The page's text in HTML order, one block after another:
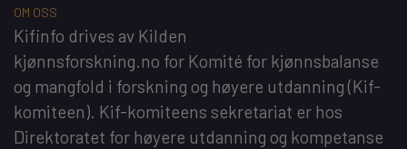
OM OSS
Kifinfo drives av Kilden
kjønnsforskning.no for Komité for kjønnsbalanse
og mangfold i forskning og høyere utdanning(Kif-
komiteen). Kif-komiteens sekretariat er hos
Direktoratet for høyere utdanning og kompetanse